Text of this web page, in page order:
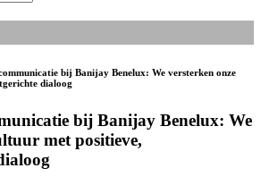
bij Banijay Benelux: We versterken onze
dialoog
bij Banijay Benelux: We
met positieve,